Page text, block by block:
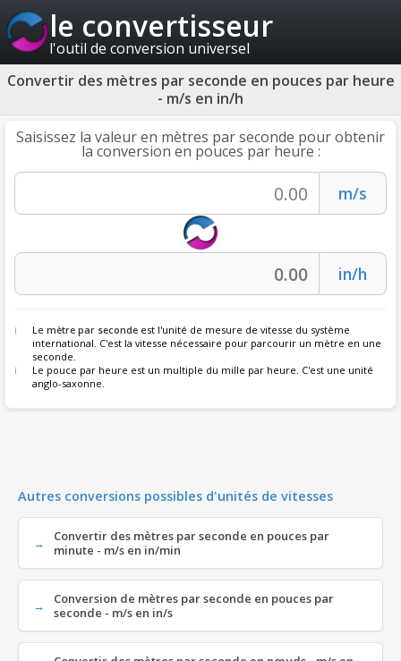
le convertisseur
l'outil de conversion universel
Convertir des mètres par seconde en pouces par heure
- m/s en in/h
Saisissez la valeur en mètres par seconde pour obtenir
la conversion en pouces par heure :
Le mètre par seconde est l'unité de mesure de vitesse du système
international. C'est la vitesse nécessaire pour parcourir un mètre en une
seconde.
Le pouce par heure est un multiple du mille par heure. C'est une unité
anglo-saxonne.
Autres conversions possibles d'unités de vitesses
Convertir des mètres par seconde en pouces par
minute - m/s en in/min
Conversion de mètres par seconde en pouces par
seconde - m/s en in/s